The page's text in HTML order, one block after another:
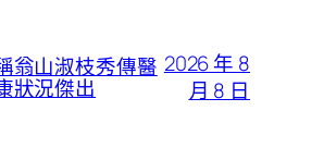
翁山淑枝秀傳醫
狀況傑出
2026 年 8
月 8 日